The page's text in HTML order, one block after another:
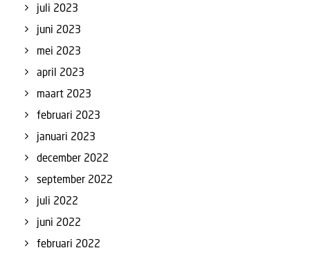
juli 2023
juni 2023
mei 2023
april 2023
maart 2023
februari 2023
januari 2023
december 2022
september 2022
juli 2022
juni 2022
februari 2022